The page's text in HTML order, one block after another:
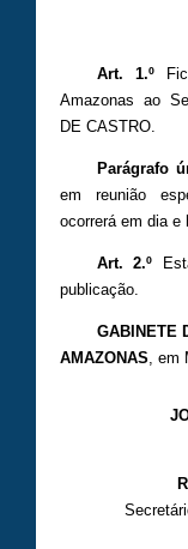
Art. 1.º
Amazonas ao
DE CASTRO.
Parágrafo
em reunião
ocorrerá em dia e
Art. 2.º
publicação.
GABINETE
AMAZONAS ,